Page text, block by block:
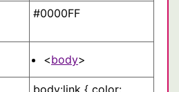
#0000FF
<body>
body:link { color: